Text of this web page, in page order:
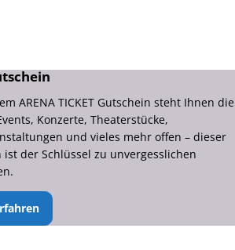
ARENA TICKET Gutschein steht Ihnen die
Konzerte, Theaterstücke,
und vieles mehr offen – dieser
ist der Schlüssel zu unvergesslichen